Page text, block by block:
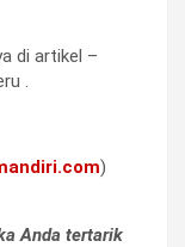
di artikel –
.
)
Anda tertarik